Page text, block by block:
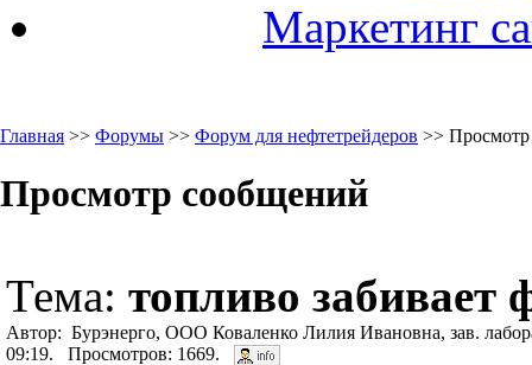
Маркетинг
Главная >> Форумы >> Форум для нефтетрейдеров >>
Просмотр сообщений
Тема: топливо забивает
Автор: Бурэнерго, ООО Коваленко Лилия Ивановна, зав.
09:19. Просмотров: 1669.